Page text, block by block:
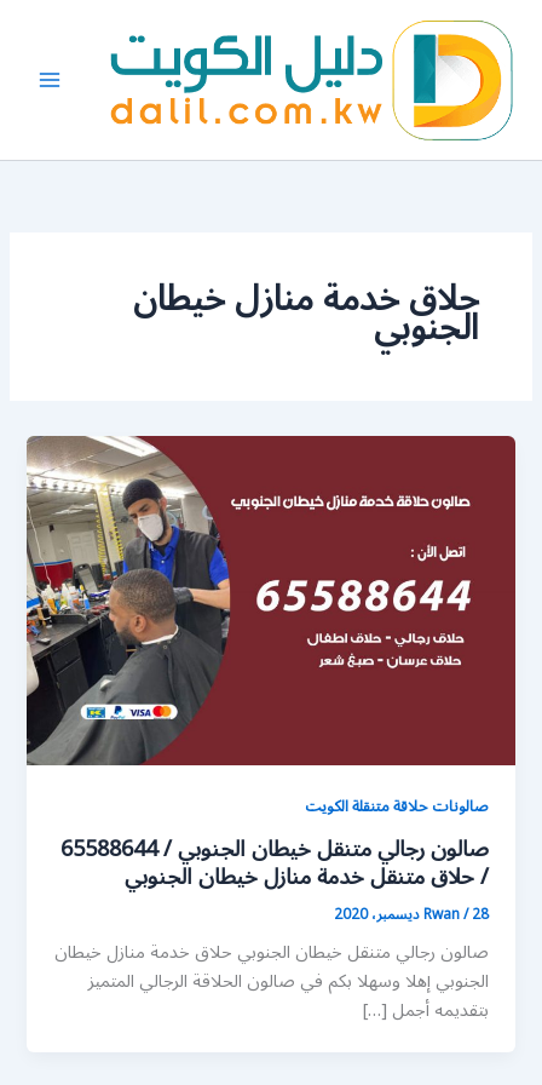
المحتوى
حلاق خدمة منازل خيطان
الجنوبي
صالونات حلاقة متنقلة الكويت
صالون رجالي متنقل خيطان الجنوبي / 65588644
/ حلاق متنقل خدمة منازل خيطان الجنوبي
Rwan/28 ديسمبر، 2020
صالون رجالي متنقل خيطان الجنوبي حلاق خدمة منازل خيطان
الجنوبي إهلا وسهلا بكم في صالون الحلاقة الرجالي المتميز
بتقديمه أجمل […]